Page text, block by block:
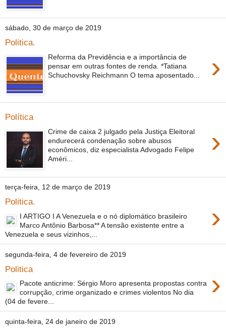
sábado, 30 de março de 2019
Politica.
›
Reforma da Previdência e a importância de
pensar em outras fontes de renda. *Tatiana
Schuchovsky Reichmann O tema aposentado...
Política
›
Crime de caixa 2 julgado pela Justiça Eleitoral
endurecerá condenação sobre abusos
econômicos, diz especialista Advogado Felipe
Améri...
terça-feira, 12 de março de 2019
Politica. ›
I ARTIGO I A Venezuela e o nó diplomático brasileiro
Marco Antônio Barbosa** A tensão existente entre a
Venezuela e seus vizinhos,...
segunda-feira, 4 de fevereiro de 2019
Politica ›
Pacote anticrime: Sérgio Moro apresenta propostas contra
corrupção, crime organizado e crimes violentos No dia
(04 de fevere...
quinta-feira, 24 de janeiro de 2019